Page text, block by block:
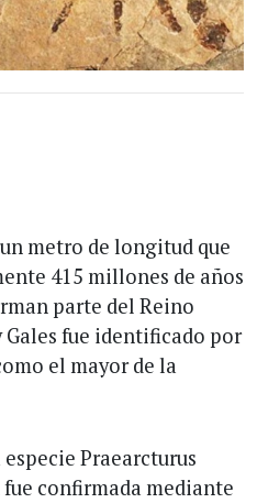
metro de longitud que
415 millones de años
parte del Reino
fue identificado por
el mayor de la
Praearcturus
confirmada mediante